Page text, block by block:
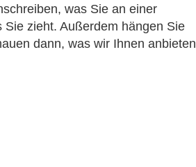
was Sie an einer
zieht. Außerdem hängen Sie
dann, was wir Ihnen anbieten